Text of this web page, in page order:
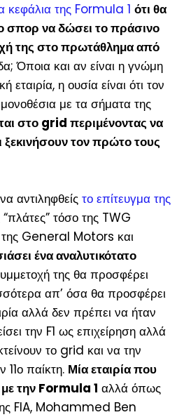
κεφάλια της Formula 1 ότι θα
σπορ να δώσει το πράσινο
της στο πρωτάθλημα από
Όποια και αν είναι η γνώμη
εταιρία, η ουσία είναι ότι τον
με τα σήματα της
στο grid περιμένοντας να
τον πρώτο τους
αντιληφθείς το επίτευγμα της
“πλάτες” τόσο της TWG
General Motors και
ένα αναλυτικότατο
της θα προσφέρει
απ’ όσα θα προσφέρει
αλλά δεν πρέπει να ήταν
την F1 ως επιχείρηση αλλά
το grid και να την
11οπαίκτη. Μία εταιρία που
με την Formula 1 αλλά όπως
FIA, Mohammed Ben